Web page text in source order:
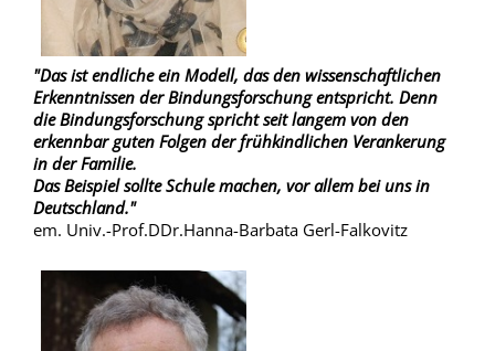
"Das ist endliche ein Modell, das den wissenschaftlichen
Erkenntnissen der Bindungsforschung entspricht. Denn
die Bindungsforschung spricht seit langem von den
erkennbar guten Folgen der frühkindlichen Verankerung
in der Familie.
Das Beispiel sollte Schule machen, vor allem bei uns in
Deutschland."
em. Univ.-Prof.DDr.Hanna-Barbata Gerl-Falkovitz